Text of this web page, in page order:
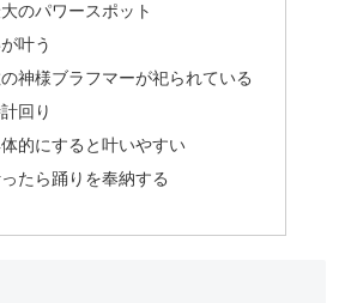
のパワースポット
叶う
神様ブラフマーが祀られている
回り
的にすると叶いやすい
たら踊りを奉納する